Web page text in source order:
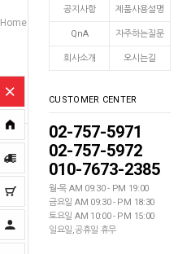
공지사항 제품사용설명
QnA 자주하는질문
회사소개 오시는길
CUSTOMER CENTER
02-757-5971
02-757-5972
010-7673-2385
월-목 AM 09:30 - PM 19:00
금요일 AM 09:30 - PM 18:30
토요일 AM 10:00 - PM 15:00
일요일,공휴일 휴무
Home